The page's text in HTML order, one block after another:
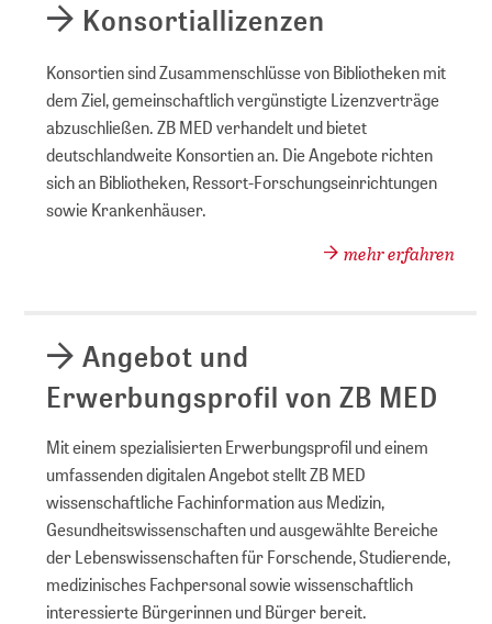
Konsortiallizenzen
Konsortien sind Zusammenschlüsse von Bibliotheken mit
dem Ziel, gemeinschaftlich vergünstigte Lizenzverträge
abzuschließen. ZB MED verhandelt und bietet
deutschlandweite Konsortien an. Die Angebote richten
sich an Bibliotheken, Ressort-Forschungseinrichtungen
sowie Krankenhäuser.
mehr erfahren
Angebot und
Erwerbungsprofil von ZB MED
Mit einem spezialisierten Erwerbungsprofil und einem
umfassenden digitalen Angebot stellt ZB MED
wissenschaftliche Fachinformation aus Medizin,
Gesundheitswissenschaften und ausgewählte Bereiche
der Lebenswissenschaften für Forschende, Studierende,
medizinisches Fachpersonal sowie wissenschaftlich
interessierte Bürgerinnen und Bürger bereit.